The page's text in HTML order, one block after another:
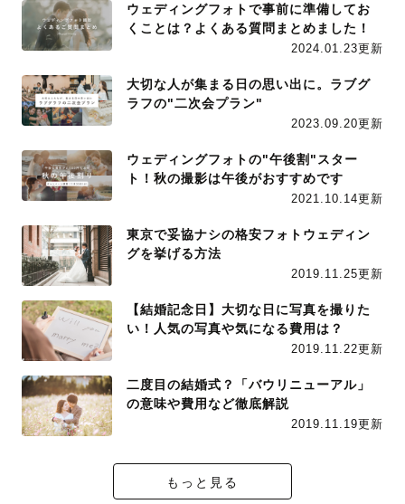
ウェディングフォトで事前に準備してお
くことは？よくある質問まとめました！
2024.01.23更新
大切な人が集まる日の思い出に。ラブグ
ラフの"二次会プラン"
2023.09.20更新
ウェディングフォトの"午後割"スター
ト！秋の撮影は午後がおすすめです
2021.10.14更新
東京で妥協ナシの格安フォトウェディン
グを挙げる方法
2019.11.25更新
【結婚記念日】大切な日に写真を撮りた
い！人気の写真や気になる費用は？
2019.11.22更新
二度目の結婚式？「バウリニューアル」
の意味や費用など徹底解説
2019.11.19更新
もっと見る